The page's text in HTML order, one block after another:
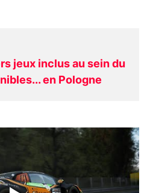
jeux inclus au sein du
en Pologne